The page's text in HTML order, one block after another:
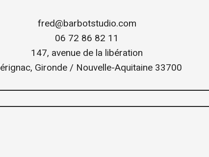
fred@barbotstudio.com
06 72 86 82 11
147, avenue de la libération
, Gironde / Nouvelle-Aquitaine 33700